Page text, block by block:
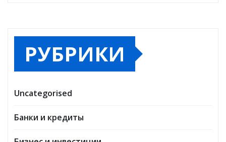
РУБРИКИ
Uncategorised
Банки и кредиты